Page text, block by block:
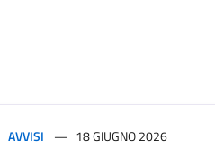
AVVISI 18 GIUGNO 2026